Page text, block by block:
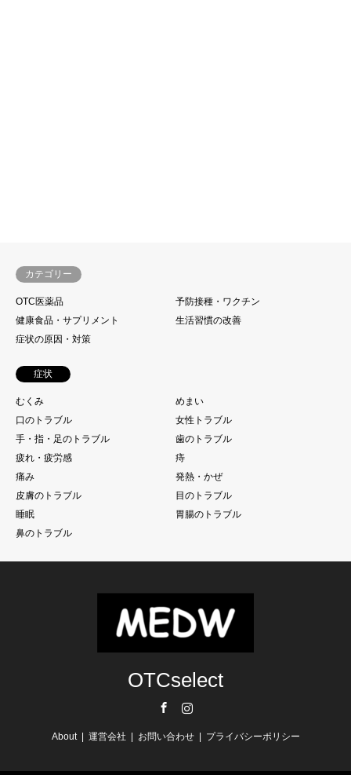
カテゴリー
OTC医薬品
予防接種・ワクチン
健康食品・サプリメント
生活習慣の改善
症状の原因・対策
症状
むくみ
めまい
口のトラブル
女性トラブル
手・指・足のトラブル
歯のトラブル
疲れ・疲労感
痔
痛み
発熱・かぜ
皮膚のトラブル
目のトラブル
睡眠
胃腸のトラブル
鼻のトラブル
OTCselect
About 運営会社 お問い合わせ プライバシーポリシー